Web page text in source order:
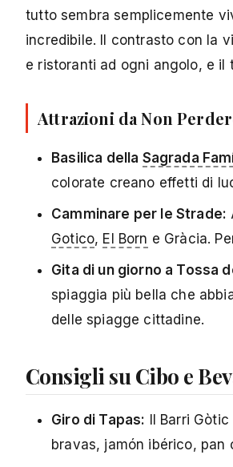
tutto sembra semplicemente
incredibile. Il contrasto con la
e ristoranti ad ogni angolo, e il
Attrazioni da Non
Basilica della Sagrada
colorate creano effetti di
Camminare per le Strade:
Gotico, El Born e Gràcia.
Gita di un giorno a Tossa
spiaggia più bella che
delle spiagge cittadine.
Consigli su Cibo e
Giro di Tapas: Il Barri Gòtic
bravas, jamón ibérico,